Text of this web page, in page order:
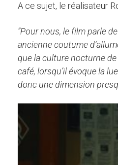
A ce sujet, le réalisateur
“Pour nous, le film parle
ancienne coutume
que la culture nocturne de
café, lorsqu’il évoque la
donc une dimension